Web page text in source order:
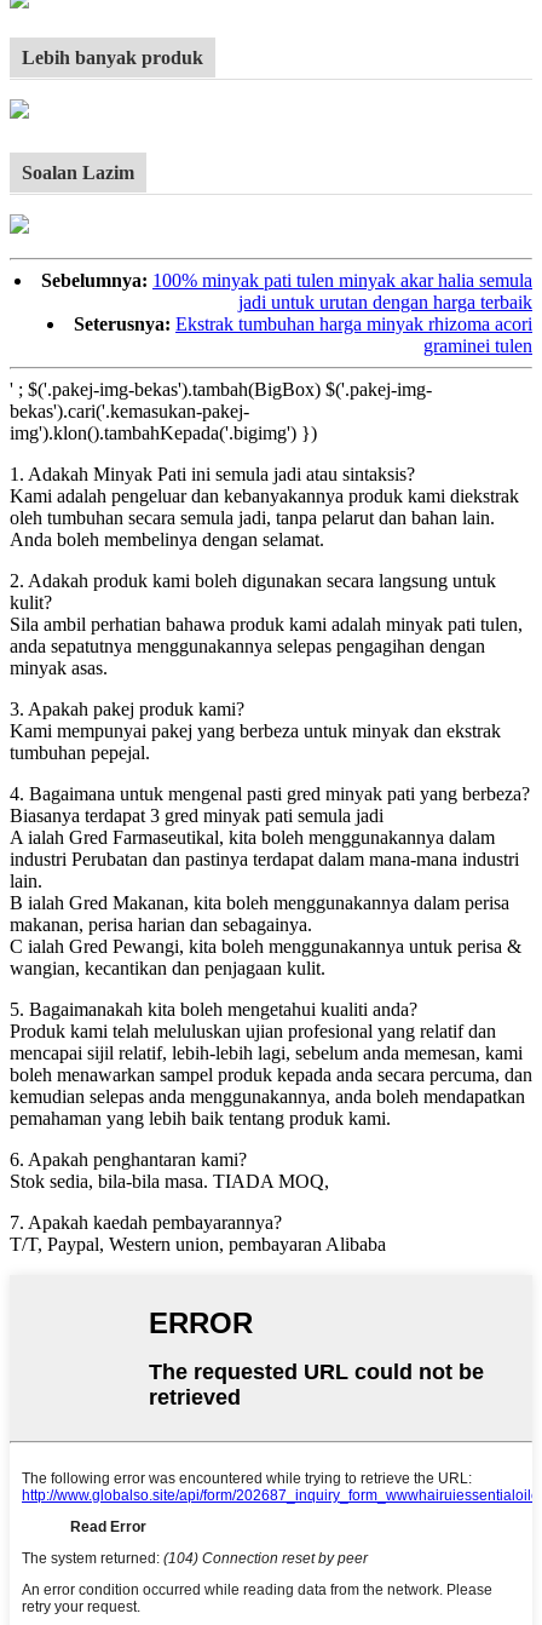
Lebih banyak produk
Soalan Lazim
Sebelumnya: 100% minyak pati tulen minyak akar halia semula
jadi untuk urutan dengan harga terbaik
Seterusnya: Ekstrak tumbuhan harga minyak rhizoma acori
graminei tulen
' ; $('.pakej-img-bekas').tambah(BigBox) $('.pakej-img-
bekas').cari('.kemasukan-pakej-
img').klon().tambahKepada('.bigimg') })
1. Adakah Minyak Pati ini semula jadi atau sintaksis?
Kami adalah pengeluar dan kebanyakannya produk kami diekstrak
oleh tumbuhan secara semula jadi, tanpa pelarut dan bahan lain.
Anda boleh membelinya dengan selamat.
2. Adakah produk kami boleh digunakan secara langsung untuk
kulit?
Sila ambil perhatian bahawa produk kami adalah minyak pati tulen,
anda sepatutnya menggunakannya selepas pengagihan dengan
minyak asas.
3. Apakah pakej produk kami?
Kami mempunyai pakej yang berbeza untuk minyak dan ekstrak
tumbuhan pepejal.
4. Bagaimana untuk mengenal pasti gred minyak pati yang berbeza?
Biasanya terdapat 3 gred minyak pati semula jadi
A ialah Gred Farmaseutikal, kita boleh menggunakannya dalam
industri Perubatan dan pastinya terdapat dalam mana-mana industri
lain.
B ialah Gred Makanan, kita boleh menggunakannya dalam perisa
makanan, perisa harian dan sebagainya.
C ialah Gred Pewangi, kita boleh menggunakannya untuk perisa &
wangian, kecantikan dan penjagaan kulit.
5. Bagaimanakah kita boleh mengetahui kualiti anda?
Produk kami telah meluluskan ujian profesional yang relatif dan
mencapai sijil relatif, lebih-lebih lagi, sebelum anda memesan, kami
boleh menawarkan sampel produk kepada anda secara percuma, dan
kemudian selepas anda menggunakannya, anda boleh mendapatkan
pemahaman yang lebih baik tentang produk kami.
6. Apakah penghantaran kami?
Stok sedia, bila-bila masa. TIADA MOQ,
7. Apakah kaedah pembayarannya?
T/T, Paypal, Western union, pembayaran Alibaba